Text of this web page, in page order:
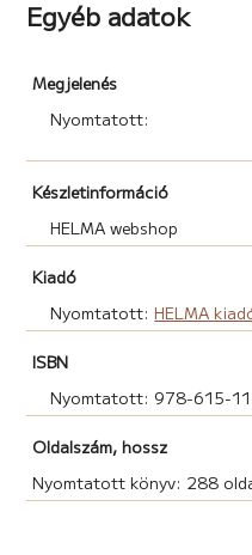
A történet hihetetlenül
boszorkányos
fejlődésük. - Balogh
fiatal bloggere –
Egyéb adatok
Megjelenés
Nyomtatott:
Készletinformáció
HELMA webshop
Kiadó
Nyomtatott: HELMA
ISBN
Nyomtatott: 978-615-
Oldalszám, hossz
Nyomtatott könyv: 288